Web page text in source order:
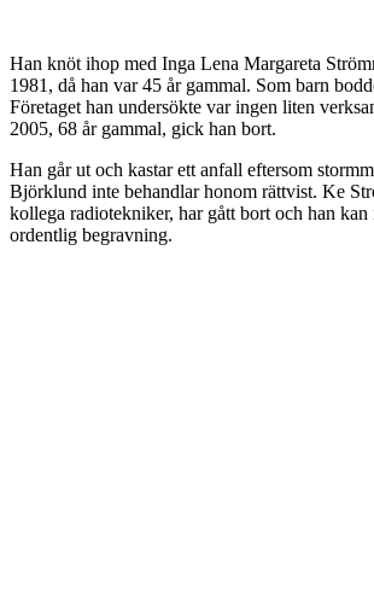
Han knöt ihop med Inga Lena Margareta
1981, då han var 45 år gammal. Som barn
Företaget han undersökte var ingen liten
2005, 68 år gammal, gick han bort.
Han går ut och kastar ett anfall eftersom
Björklund inte behandlar honom rättvist. Ke
kollega radiotekniker, har gått bort och han kan
ordentlig begravning.